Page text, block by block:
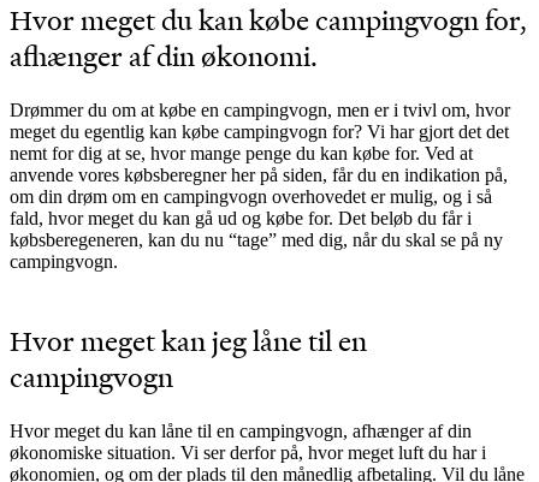
Hvor meget du kan købe campingvogn for,
afhænger af din økonomi.
Drømmer du om at købe en campingvogn, men er i tvivl om, hvor
meget du egentlig kan købe campingvogn for? Vi har gjort det det
nemt for dig at se, hvor mange penge du kan købe for. Ved at
anvende vores købsberegner her på siden, får du en indikation på,
om din drøm om en campingvogn overhovedet er mulig, og i så
fald, hvor meget du kan gå ud og købe for. Det beløb du får i
købsberegeneren, kan du nu “tage” med dig, når du skal se på ny
campingvogn.
Hvor meget kan jeg låne til en
campingvogn
Hvor meget du kan låne til en campingvogn, afhænger af din
økonomiske situation. Vi ser derfor på, hvor meget luft du har i
økonomien, og om der plads til den månedlig afbetaling. Vil du låne